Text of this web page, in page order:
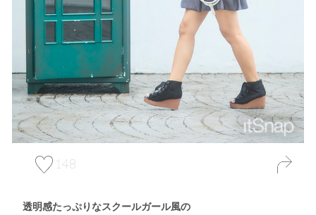
148
透明感たっぷりなスクールガール風の